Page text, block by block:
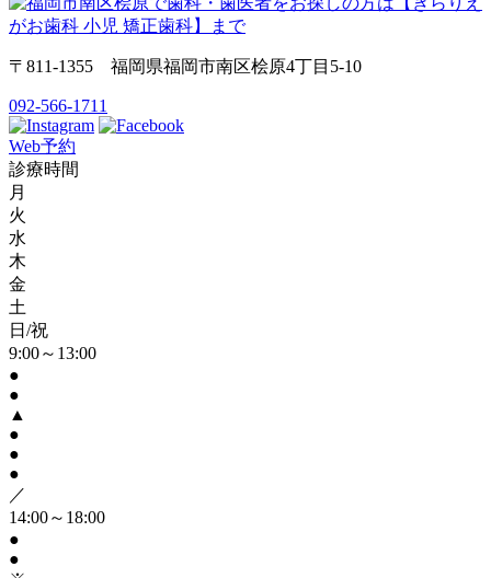
〒811-1355 福岡県福岡市南区桧原4丁目5-10
092-566-1711
Web予約
診療時間
月
火
水
木
金
土
日/祝
9:00～13:00
●
●
▲
●
●
●
／
14:00～18:00
●
●